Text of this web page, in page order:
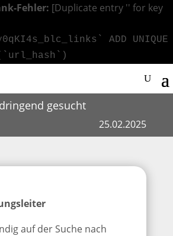
Fehler: [Duplicate entry '' for key
ADD UNIQUE
gesucht
25.02.2025
auf der Suche nach